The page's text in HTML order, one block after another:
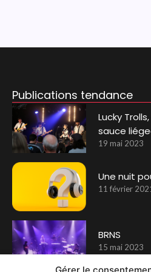
Publications tendance
Lucky
sauce
19 mai 2023
Une nuit
11 février
BRNS
15 mai 2023